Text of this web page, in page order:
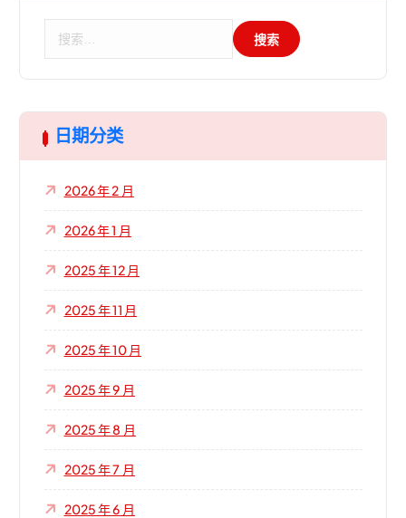
日期分类
2026 年 2 月
2026 年 1 月
2025 年 12 月
2025 年 11 月
2025 年 10 月
2025 年 9 月
2025 年 8 月
2025 年 7 月
2025 年 6 月